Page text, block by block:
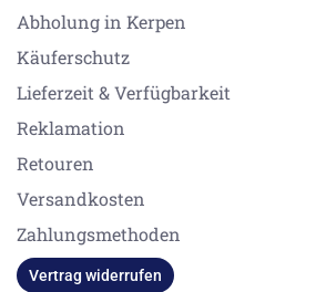
Abholung in Kerpen
Käuferschutz
Lieferzeit & Verfügbarkeit
Reklamation
Retouren
Versandkosten
Zahlungsmethoden
Vertrag widerrufen